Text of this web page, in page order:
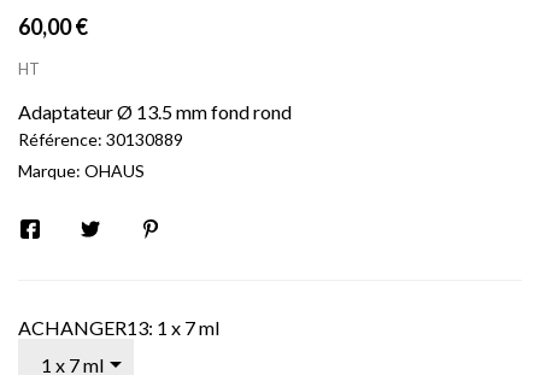
60,00 €
HT
Adaptateur Ø 13.5 mm fond rond
Référence: 30130889
Marque: OHAUS
ACHANGER13: 1 x 7 ml